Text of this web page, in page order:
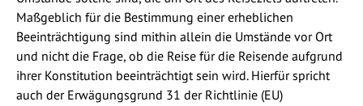
Maßgeblich für die Bestimmung einer erheblichen
Beeinträchtigung sind mithin allein die Umstände vor Ort
und nicht die Frage, ob die Reise für die Reisende aufgrund
ihrer Konstitution beeinträchtigt sein wird. Hierfür spricht
auch der Erwägungsgrund 31 der Richtlinie (EU)